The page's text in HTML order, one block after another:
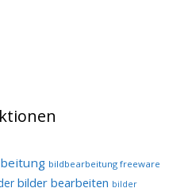
bildbearbeitung freeware
bilder bearbeiten bilder